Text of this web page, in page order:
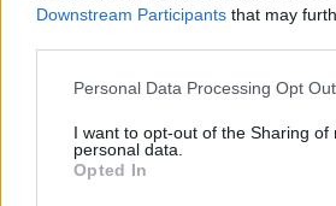
Downstream Participants that may
Please note that this website/app uses
not limited to your visit or usage
grant or deny consent to Google and
use your data for below specified
Personal Data Processing Opt
I want to opt-out of the Sharing of
personal data.
Opted In
07. 31.
HAGYD A SÓT: EGY CSIPET
24 óra